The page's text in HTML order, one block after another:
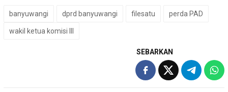
banyuwangi dprd banyuwangi filesatu perda PAD
wakil ketua komisi III
SEBARKAN